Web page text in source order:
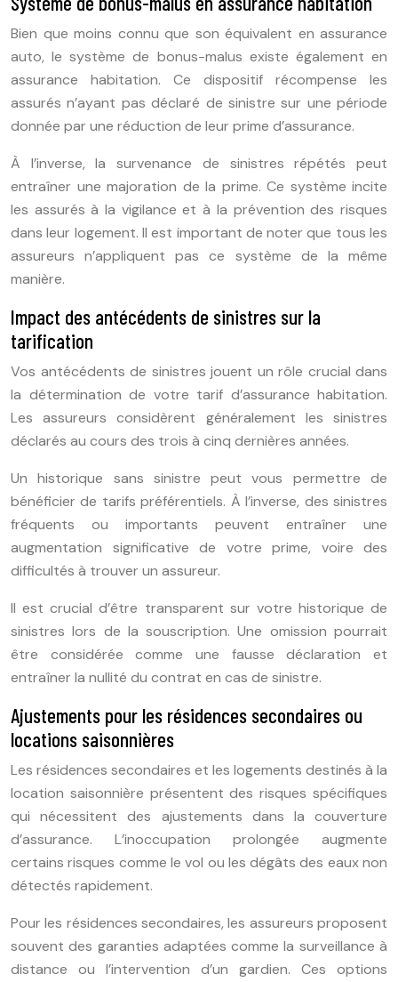
Bien que moins connu que son équivalent en assurance
auto, le système de bonus-malus existe également en
assurance habitation. Ce dispositif récompense les
assurés n’ayant pas déclaré de sinistre sur une période
donnée par une réduction de leur prime d’assurance.
À l’inverse, la survenance de sinistres répétés peut
entraîner une majoration de la prime. Ce système incite
les assurés à la vigilance et à la prévention des risques
dans leur logement. Il est important de noter que tous les
assureurs n’appliquent pas ce système de la même
manière.
Impact des antécédents de sinistres sur la
tarification
Vos antécédents de sinistres jouent un rôle crucial dans
la détermination de votre tarif d’assurance habitation.
Les assureurs considèrent généralement les sinistres
déclarés au cours des trois à cinq dernières années.
Un historique sans sinistre peut vous permettre de
bénéficier de tarifs préférentiels. À l’inverse, des sinistres
fréquents ou importants peuvent entraîner une
augmentation significative de votre prime, voire des
difficultés à trouver un assureur.
Il est crucial d’être transparent sur votre historique de
sinistres lors de la souscription. Une omission pourrait
être considérée comme une fausse déclaration et
entraîner la nullité du contrat en cas de sinistre.
Ajustements pour les résidences secondaires ou
locations saisonnières
Les résidences secondaires et les logements destinés à la
location saisonnière présentent des risques spécifiques
qui nécessitent des ajustements dans la couverture
d’assurance. L’inoccupation prolongée augmente
certains risques comme le vol ou les dégâts des eaux non
détectés rapidement.
Pour les résidences secondaires, les assureurs proposent
souvent des garanties adaptées comme la surveillance à
distance ou l’intervention d’un gardien. Ces options